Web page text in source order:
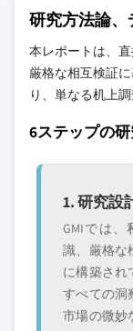
3.15 抽出
3.16 流通
10.6 中東
11.20
主要な競
このレポ
れたもの
はありま
されてい
を含む全
ムアップ
ルセクシ
焦点を当
るもので
研究方法論、
本レポートは、
厳格な相互検証
り、単なる机上
6ステップの
1. 研究設
GMIでは
識、厳格な
に構築され
すべての洞
市場の微妙